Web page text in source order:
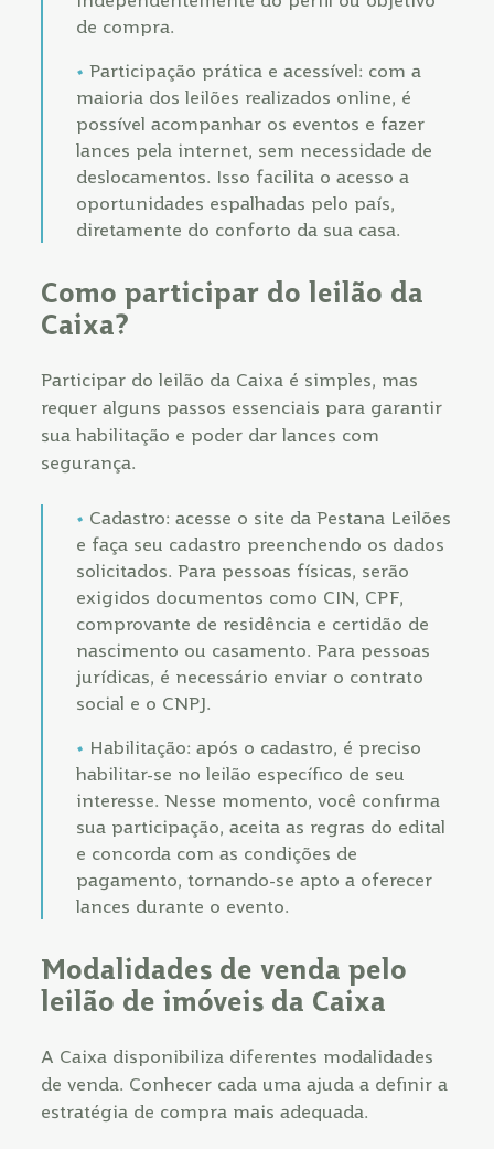
de compra.
Participação prática e acessível: com a
maioria dos leilões realizados online, é
possível acompanhar os eventos e fazer
lances pela internet, sem necessidade de
deslocamentos. Isso facilita o acesso a
oportunidades espalhadas pelo país,
diretamente do conforto da sua casa.
Como participar do leilão da
Caixa?
Participar do leilão da Caixa é simples, mas
requer alguns passos essenciais para garantir
sua habilitação e poder dar lances com
segurança.
Cadastro: acesse o site da Pestana Leilões
e faça seu cadastro preenchendo os dados
solicitados. Para pessoas físicas, serão
exigidos documentos como CIN, CPF,
comprovante de residência e certidão de
nascimento ou casamento. Para pessoas
jurídicas, é necessário enviar o contrato
social e o CNPJ.
Habilitação: após o cadastro, é preciso
habilitar-se no leilão específico de seu
interesse. Nesse momento, você confirma
sua participação, aceita as regras do edital
e concorda com as condições de
pagamento, tornando-se apto a oferecer
lances durante o evento.
Modalidades de venda pelo
leilão de imóveis da Caixa
A Caixa disponibiliza diferentes modalidades
de venda. Conhecer cada uma ajuda a definir a
estratégia de compra mais adequada.